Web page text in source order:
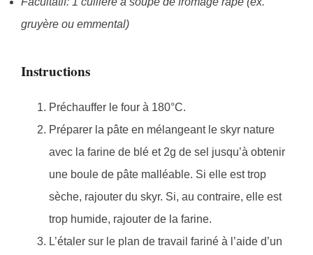
gruyère ou emmental)
Instructions
Préchauffer le four à 180°C.
Préparer la pâte en mélangeant le skyr nature
avec la farine de blé et 2g de sel jusqu’à obtenir
une boule de pâte malléable. Si elle est trop
sèche, rajouter du skyr. Si, au contraire, elle est
trop humide, rajouter de la farine.
L’étaler sur le plan de travail fariné à l’aide d’un